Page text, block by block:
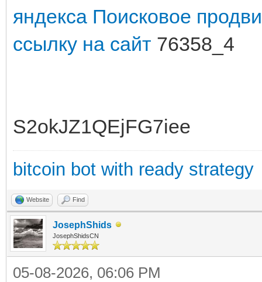
яндекса Поисковое
ссылку на сайт 76358_4
S2okJZ1QEjFG7iee
bitcoin bot with ready strategy
Website Find
JosephShids
JosephShidsCN
05-08-2026, 06:06 PM